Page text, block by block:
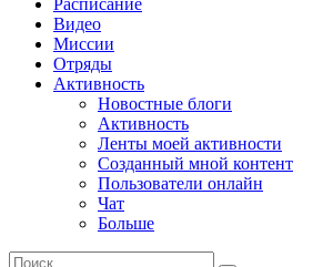
Расписание
Видео
Миссии
Отряды
Активность
Новостные блоги
Активность
Ленты моей активности
Созданный мной контент
Пользователи онлайн
Чат
Больше